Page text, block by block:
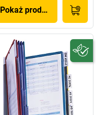
Pokaż produkt